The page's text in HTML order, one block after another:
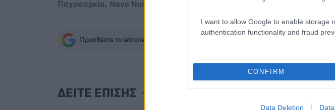
I want to allow Google to enable storage
authentication functionality and fraud
CONFIRM
Data Deletion
Παχυσαρκία, Novo Nordisk
Προσθέστε το iatronet.gr στο Discover
ΔΕΙΤΕ ΕΠΙΣΗΣ